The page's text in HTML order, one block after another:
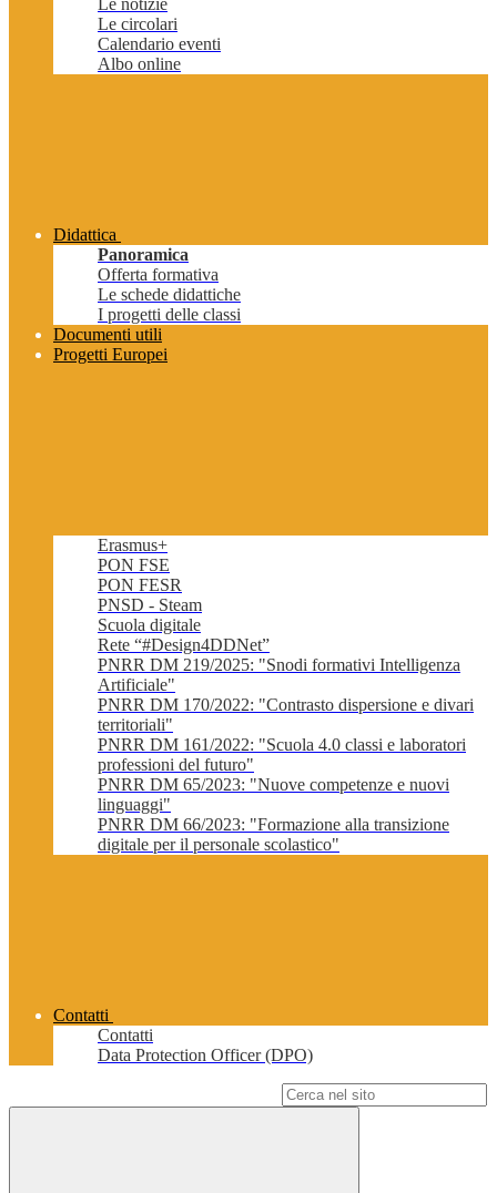
Le notizie
Le circolari
Calendario eventi
Albo online
Didattica
Panoramica
Offerta formativa
Le schede didattiche
I progetti delle classi
Documenti utili
Progetti Europei
Erasmus+
PON FSE
PON FESR
PNSD - Steam
Scuola digitale
Rete “#Design4DDNet”
PNRR DM 219/2025: "Snodi formativi Intelligenza
Artificiale"
PNRR DM 170/2022: "Contrasto dispersione e divari
territoriali"
PNRR DM 161/2022: "Scuola 4.0 classi e laboratori
professioni del futuro"
PNRR DM 65/2023: "Nuove competenze e nuovi
linguaggi"
PNRR DM 66/2023: "Formazione alla transizione
digitale per il personale scolastico"
Contatti
Contatti
Data Protection Officer (DPO)